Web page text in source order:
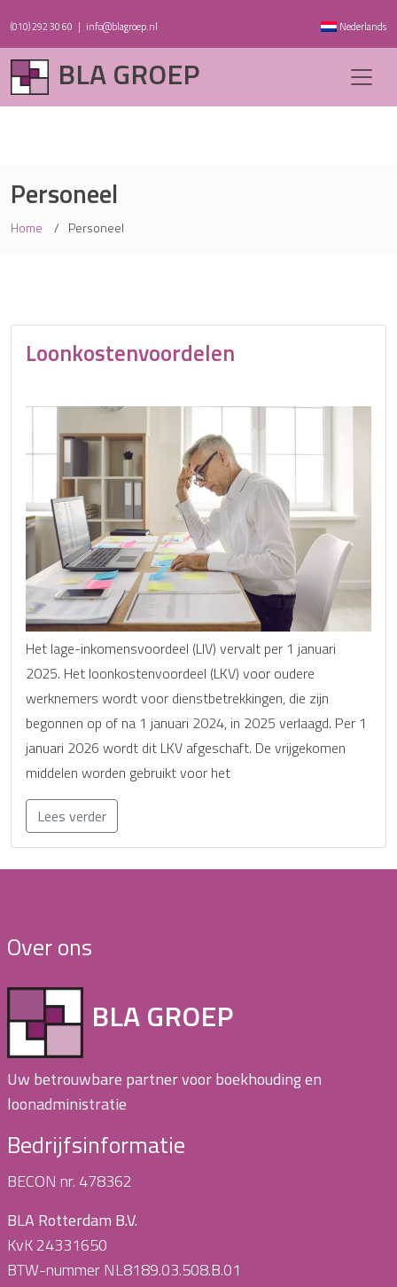
(010) 292 30 60 | info@blagroep.nl Nederlands
BLA GROEP
Personeel
Home Personeel
Loonkostenvoordelen
Het lage-inkomensvoordeel (LIV) vervalt per 1 januari
2025. Het loonkostenvoordeel (LKV) voor oudere
werknemers wordt voor dienstbetrekkingen, die zijn
begonnen op of na 1 januari 2024, in 2025 verlaagd. Per 1
januari 2026 wordt dit LKV afgeschaft. De vrijgekomen
middelen worden gebruikt voor het
Lees verder
Over ons
BLA GROEP
Uw betrouwbare partner voor boekhouding en
loonadministratie
Bedrijfsinformatie
BECON nr. 478362
BLA Rotterdam B.V.
KvK 24331650
BTW-nummer NL8189.03.508.B.01